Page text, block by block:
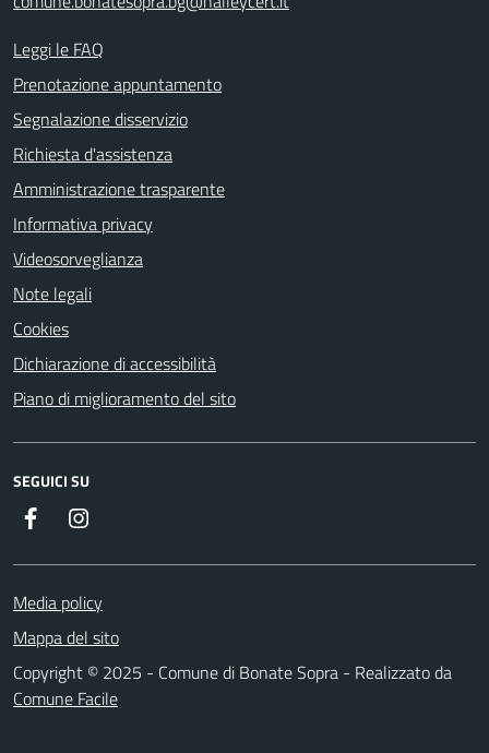
Leggi le FAQ
Prenotazione appuntamento
Segnalazione disservizio
Richiesta d'assistenza
Amministrazione trasparente
Informativa privacy
Videosorveglianza
Note legali
Cookies
Dichiarazione di accessibilità
Piano di miglioramento del sito
SEGUICI SU
Facebook
Media policy
Mappa del sito
Copyright © 2025 - Comune di Bonate Sopra - Realizzato da
Comune Facile